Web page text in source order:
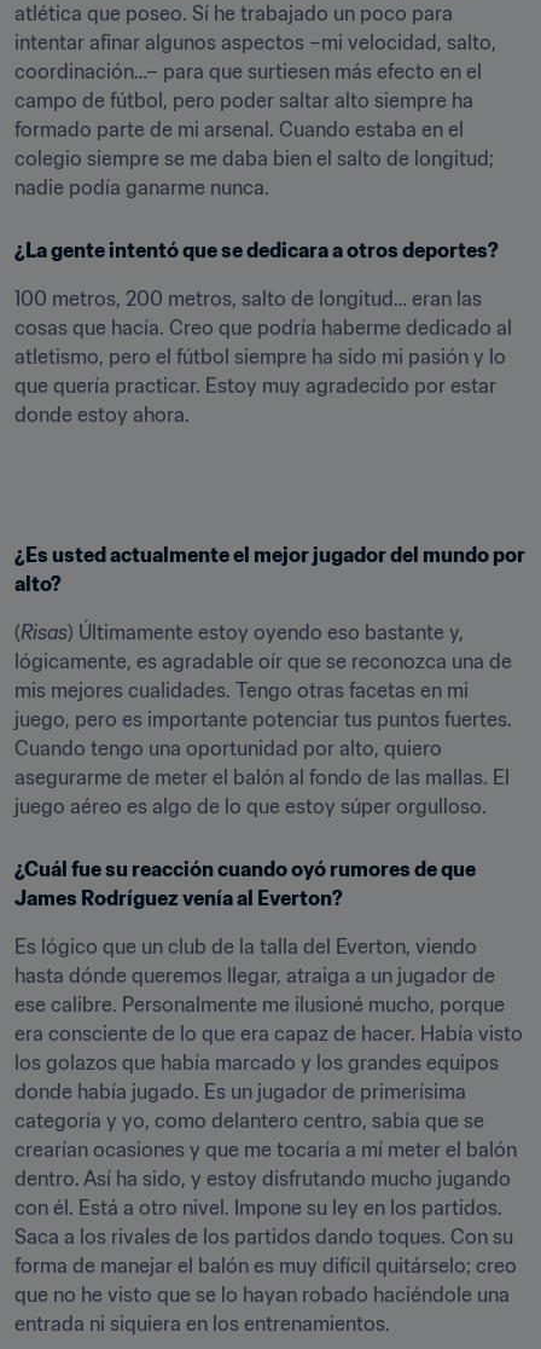
atlética que poseo. Sí he trabajado un poco para
intentar afinar algunos aspectos –mi velocidad, salto,
coordinación…– para que surtiesen más efecto en el
campo de fútbol, pero poder saltar alto siempre ha
formado parte de mi arsenal. Cuando estaba en el
colegio siempre se me daba bien el salto de longitud;
nadie podía ganarme nunca.
¿La gente intentó que se dedicara a otros deportes?
100 metros, 200 metros, salto de longitud… eran las
cosas que hacía. Creo que podría haberme dedicado al
atletismo, pero el fútbol siempre ha sido mi pasión y lo
que quería practicar. Estoy muy agradecido por estar
donde estoy ahora.
¿Es usted actualmente el mejor jugador del mundo por
alto?
(Risas) Últimamente estoy oyendo eso bastante y,
lógicamente, es agradable oír que se reconozca una de
mis mejores cualidades. Tengo otras facetas en mi
juego, pero es importante potenciar tus puntos fuertes.
Cuando tengo una oportunidad por alto, quiero
asegurarme de meter el balón al fondo de las mallas. El
juego aéreo es algo de lo que estoy súper orgulloso.
¿Cuál fue su reacción cuando oyó rumores de que
James Rodríguez venía al Everton?
Es lógico que un club de la talla del Everton, viendo
hasta dónde queremos llegar, atraiga a un jugador de
ese calibre. Personalmente me ilusioné mucho, porque
era consciente de lo que era capaz de hacer. Había visto
los golazos que había marcado y los grandes equipos
donde había jugado. Es un jugador de primerísima
categoría y yo, como delantero centro, sabía que se
crearían ocasiones y que me tocaría a mí meter el balón
dentro. Así ha sido, y estoy disfrutando mucho jugando
con él. Está a otro nivel. Impone su ley en los partidos.
Saca a los rivales de los partidos dando toques. Con su
forma de manejar el balón es muy difícil quitárselo; creo
que no he visto que se lo hayan robado haciéndole una
entrada ni siquiera en los entrenamientos.